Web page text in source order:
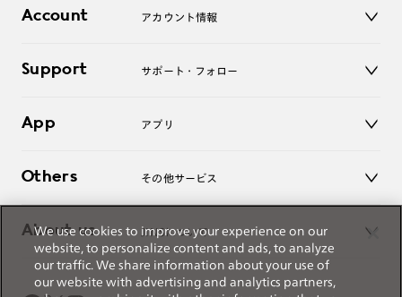
コンタクトレンズ
アクセサリー
オンラインショップ
Account アカウント情報
ログアウト
Support サポート・フォロー
よくあるご質問
お問い合わせ
App アプリ
Others その他サービス
レンズ交換
オンラインギフト
About us JINSについて
Magnify Life
会社概要
We use cookies to improve your experience on our
website, to personalize content and ads, to analyze
our traffic. We share information about your use of
our website with advertising and analytics partners,